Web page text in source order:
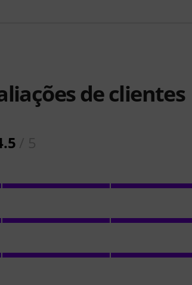
de clientes